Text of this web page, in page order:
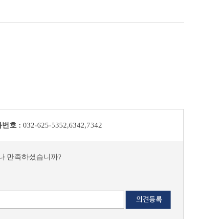
번호 : 032-625-5352,6342,7342
만족하셨습니까?